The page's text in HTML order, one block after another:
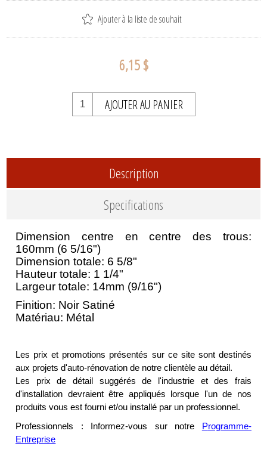
Ajouter à la liste de souhait
6,15 $
AJOUTER AU PANIER
Description
Specifications
Dimension centre en centre des trous:
160mm (6 5/16")
Dimension totale: 6 5/8"
Hauteur totale: 1 1/4"
Largeur totale: 14mm (9/16")
Finition: Noir Satiné
Matériau: Métal
Les prix et promotions présentés sur ce site sont destinés
aux projets d'auto-rénovation de notre clientèle au détail.
Les prix de détail suggérés de l'industrie et des frais
d'installation devraient être appliqués lorsque l'un de nos
produits vous est fourni et/ou installé par un professionnel.
Professionnels : Informez-vous sur notre
Programme-
Entreprise